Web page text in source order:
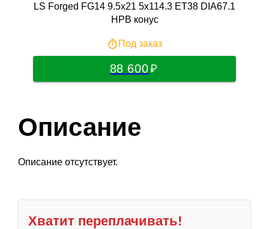
LS Forged FG14 9.5x21 5x114.3 ET38 DIA67.1
HPB конус
Под заказ
88 600
Описание
Описание отсутствует.
Хватит переплачивать!